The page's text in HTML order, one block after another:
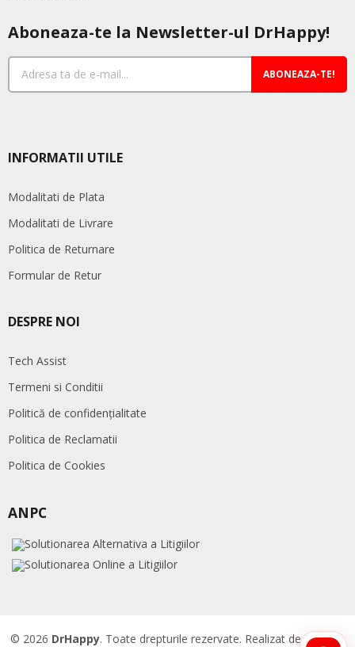
Aboneaza-te la Newsletter-ul DrHappy!
ABONEAZA-TE!
INFORMATII UTILE
Modalitati de Plata
Modalitati de Livrare
Politica de Returnare
Formular de Retur
DESPRE NOI
Tech Assist
Termeni si Conditii
Politică de confidențialitate
Politica de Reclamatii
Politica de Cookies
ANPC
© 2026 DrHappy. Toate drepturile rezervate. Realizat deAccent